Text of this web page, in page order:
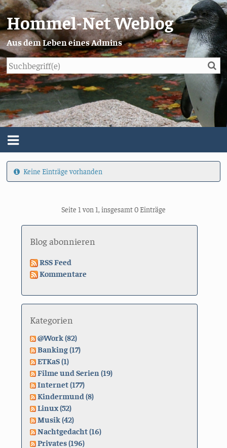
Hommel-Net Weblog
Aus dem Leben eines Admins
Menü
Blog
Über mich
Keine Einträge vorhanden
Seite 1 von 1, insgesamt 0 Einträge
Blog abonnieren
RSS Feed
Kommentare
Kategorien
@Work (82)
Banking (17)
ETKaS (1)
Filme und Serien (19)
Internet (177)
Kindermund (8)
Linux (52)
Musik (42)
Nachtgedacht (16)
Privates (196)